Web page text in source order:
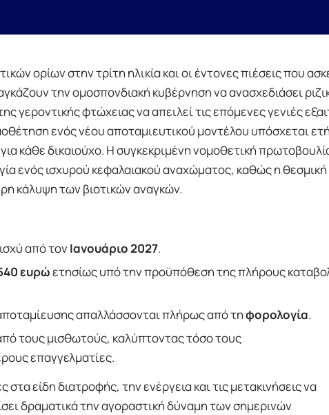
ορίων στην τρίτη ηλικία και οι έντονες πιέσεις που
την ομοσπονδιακή κυβέρνηση να ανασχεδιάσει
γεροντικής φτώχειας να απειλεί τις επόμενες γενιές
ενός νέου αποταμιευτικού μοντέλου υπόσχεται
για κάθε δικαιούχο. Η συγκεκριμένη νομοθετική
ενός ισχυρού κεφαλαιακού αναχώματος, καθώς η θεσμική
κάλυψη των βιοτικών αναγκών.
από τον Ιανουάριο 2027.
ευρώετησίως υπό την προϋπόθεση της πλήρους
απαλλάσσονται πλήρως από τηφορολογία.
τους μισθωτούς, καλύπτοντας τόσο τους
επαγγελματίες.
είδη διατροφής, την ενέργεια και τις μετακινήσεις να
δραματικά την αγοραστική δύναμη των σημερινών